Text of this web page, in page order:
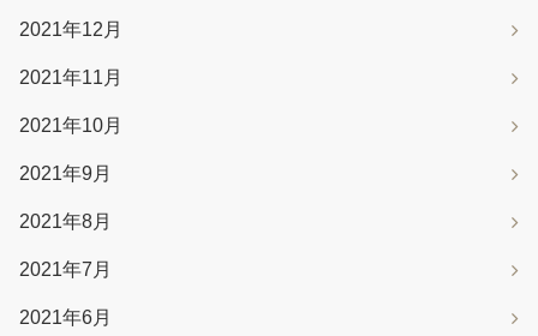
2021年12月
2021年11月
2021年10月
2021年9月
2021年8月
2021年7月
2021年6月